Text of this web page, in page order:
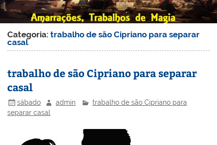
Categoria:trabalho de são Cipriano para separar
casal
trabalho de são Cipriano para separar
casal
sábado admin
trabalho de são Cipriano para
separar casal